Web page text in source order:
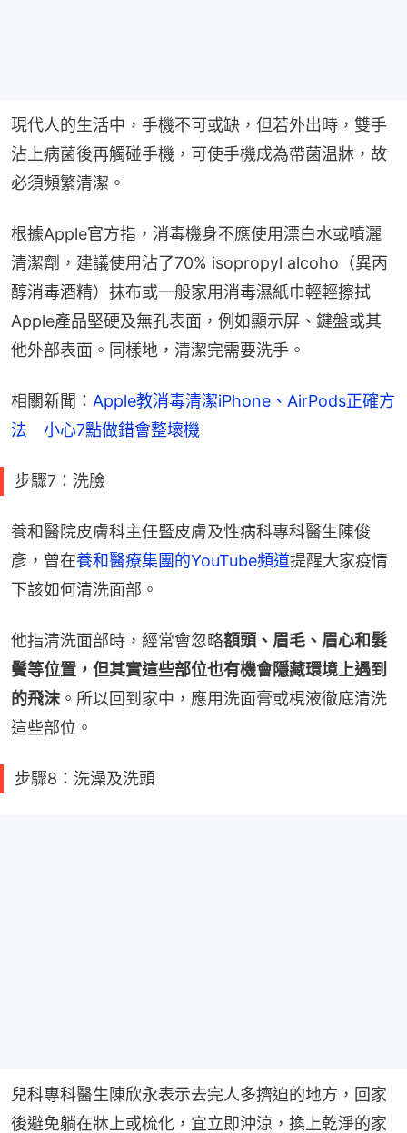
現代人的生活中，手機不可或缺，但若外出時，雙手
沾上病菌後再觸碰手機，可使手機成為帶菌温牀，故
必須頻繁清潔。
根據Apple官方指，消毒機身不應使用漂白水或噴灑
清潔劑，建議使用沾了70% isopropyl alcoho（異丙
醇消毒酒精）抹布或一般家用消毒濕紙巾輕輕擦拭
Apple產品堅硬及無孔表面，例如顯示屏、鍵盤或其
他外部表面。同樣地，清潔完需要洗手。
相關新聞： Apple教消毒清潔iPhone、AirPods正確方
法　小心7點做錯會整壞機
步驟7：洗臉
養和醫院皮膚科主任暨皮膚及性病科專科醫生陳俊
彥，曾在養和醫療集團的YouTube頻道提醒大家疫情
下該如何清洗面部。
他指清洗面部時，經常會忽略額頭、眉毛、眉心和髮
鬢等位置，但其實這些部位也有機會隱藏環境上遇到
的飛沫。所以回到家中，應用洗面膏或梘液徹底清洗
這些部位。
步驟8：洗澡及洗頭
兒科專科醫生陳欣永表示去完人多擠迫的地方，回家
後避免躺在牀上或梳化，宜立即沖涼，換上乾淨的家